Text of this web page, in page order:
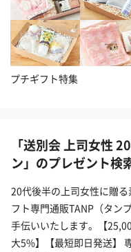
プチギフト特集
「送別会 上司女性
ン」のプレゼント検
20代後半の上司女性に贈
フト専門通販TANP（タン
手伝いいたします。【
大5%】【最短即日発送】